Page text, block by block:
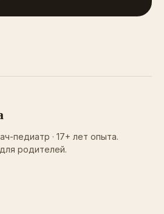
педиатр · 17+ лет опыта.
родителей.